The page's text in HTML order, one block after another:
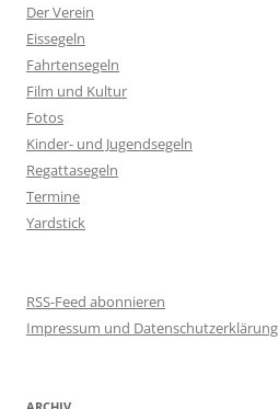
Der Verein
Eissegeln
Fahrtensegeln
Film und Kultur
Fotos
Kinder- und Jugendsegeln
Regattasegeln
Termine
Yardstick
RSS-Feed abonnieren
Impressum und Datenschutzerklärung